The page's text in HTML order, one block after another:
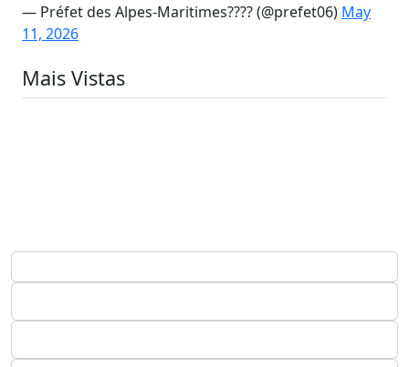
— Préfet des Alpes-Maritimes???? (@prefet06) May
11, 2026
Mais Vistas